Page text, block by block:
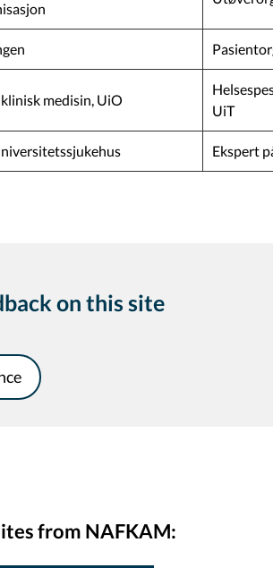
medisin, UiO
UiT
Ekspert
on this site
from NAFKAM: